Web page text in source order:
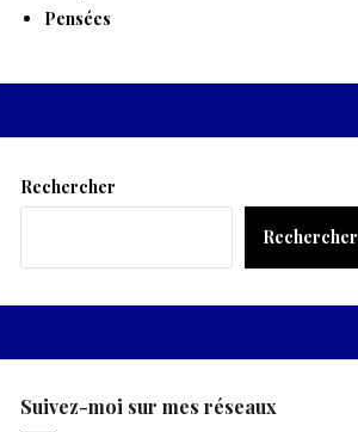
Pensées
Rechercher
Rechercher
Suivez-moi sur mes réseaux